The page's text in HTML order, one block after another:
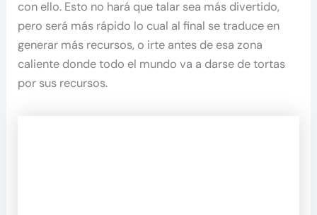
con ello. Esto no hará que talar sea más divertido,
pero será más rápido lo cual al final se traduce en
generar más recursos, o irte antes de esa zona
caliente donde todo el mundo va a darse de tortas
por sus recursos.